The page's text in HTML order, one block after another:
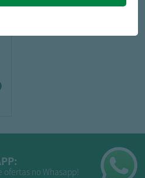
ofertas no Whasapp!